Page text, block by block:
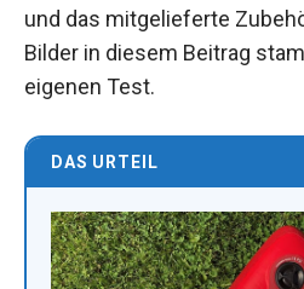
und das mitgelieferte
Bilder in diesem Beitrag
eigenen Test.
DAS URTEIL